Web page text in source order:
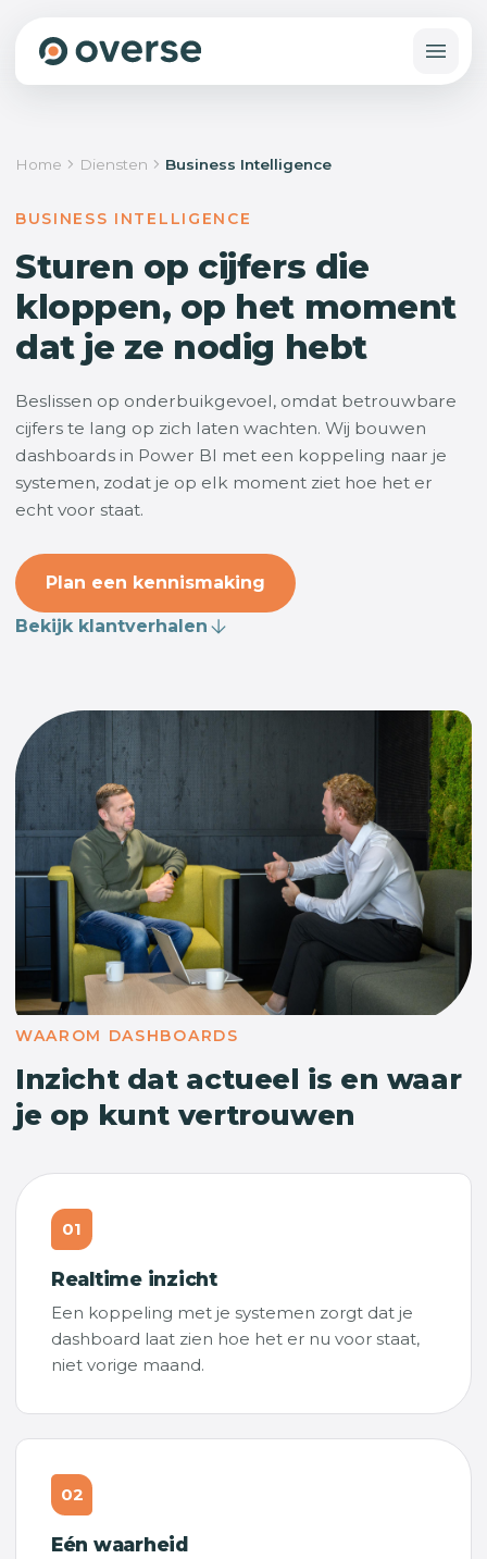
Home Diensten Business Intelligence
BUSINESS INTELLIGENCE
Sturen op cijfers die
kloppen, op het moment
dat je ze nodig hebt
Beslissen op onderbuikgevoel, omdat betrouwbare
cijfers te lang op zich laten wachten. Wij bouwen
dashboards in Power BI met een koppeling naar je
systemen, zodat je op elk moment ziet hoe het er
echt voor staat.
Plan een kennismaking
Bekijk klantverhalen
WAAROM DASHBOARDS
Inzicht dat actueel is en waar
je op kunt vertrouwen
01
Realtime inzicht
Een koppeling met je systemen zorgt dat je
dashboard laat zien hoe het er nu voor staat,
niet vorige maand.
02
Eén waarheid